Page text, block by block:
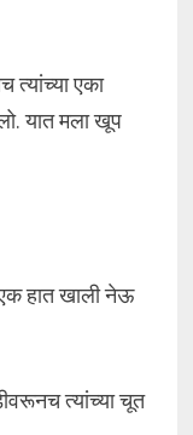
त्यांच्या एका
यात मला खूप
एक हात खाली नेऊ
त्यांच्या चूत